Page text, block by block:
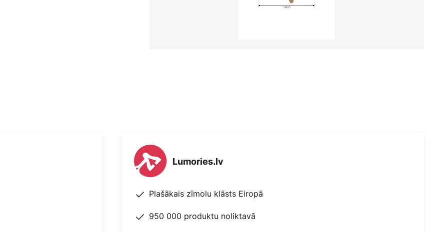
Lumories.lv
Plašākais zīmolu klāsts Eiropā
950 000 produktu noliktavā